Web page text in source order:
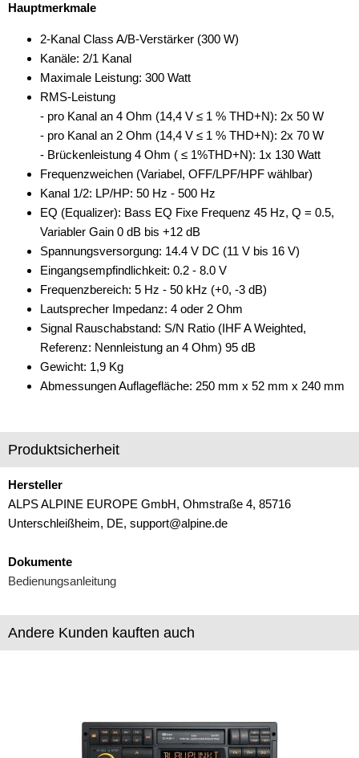
Hauptmerkmale
2-Kanal Class A/B-Verstärker (300 W)
Kanäle: 2/1 Kanal
Maximale Leistung: 300 Watt
RMS-Leistung
- pro Kanal an 4 Ohm (14,4 V ≤ 1 % THD+N): 2x 50 W
- pro Kanal an 2 Ohm (14,4 V ≤ 1 % THD+N): 2x 70 W
- Brückenleistung 4 Ohm ( ≤ 1%THD+N): 1x 130 Watt
Frequenzweichen (Variabel, OFF/LPF/HPF wählbar)
Kanal 1/2: LP/HP: 50 Hz - 500 Hz
EQ (Equalizer): Bass EQ Fixe Frequenz 45 Hz, Q = 0.5,
Variabler Gain 0 dB bis +12 dB
Spannungsversorgung: 14.4 V DC (11 V bis 16 V)
Eingangsempfindlichkeit: 0.2 - 8.0 V
Frequenzbereich: 5 Hz - 50 kHz (+0, -3 dB)
Lautsprecher Impedanz: 4 oder 2 Ohm
Signal Rauschabstand: S/N Ratio (IHF A Weighted,
Referenz: Nennleistung an 4 Ohm) 95 dB
Gewicht: 1,9 Kg
Abmessungen Auflagefläche: 250 mm x 52 mm x 240 mm
Produktsicherheit
Hersteller
ALPS ALPINE EUROPE GmbH, Ohmstraße 4, 85716
Unterschleißheim, DE, support@alpine.de
Dokumente
Bedienungsanleitung
Andere Kunden kauften auch